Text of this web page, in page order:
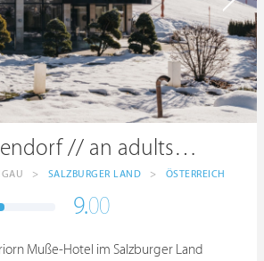
Sonnhof Alpendorf // an adults only place.
> SALZBURGER LAND > ÖSTERREICH
9.00
Muße-Hotel im Salzburger Land